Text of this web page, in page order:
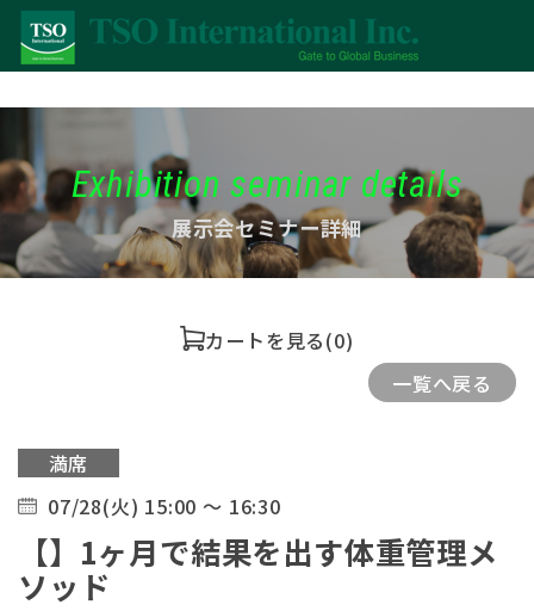
Exhibition seminar details
展示会セミナー詳細
カートを見る(0)
一覧へ戻る
満席
07/28(火) 15:00 ～ 16:30
【】1ヶ月で結果を出す体重管理メ
ソッド